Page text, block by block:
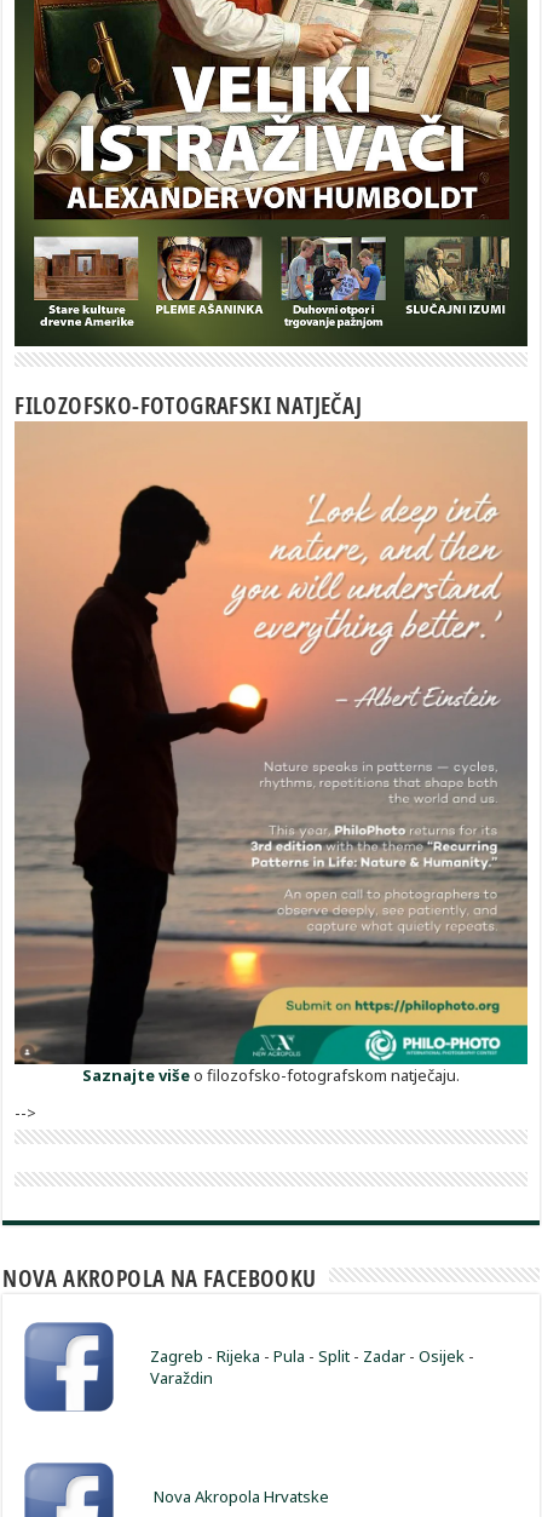
FILOZOFSKO-FOTOGRAFSKI NATJEČAJ
Saznajte višeo filozofsko-fotografskom natječaju.
-->
NOVA AKROPOLA NA FACEBOOKU
Zagreb -Rijeka -Pula -Split - Zadar -Osijek -
Varaždin
Nova Akropola Hrvatske